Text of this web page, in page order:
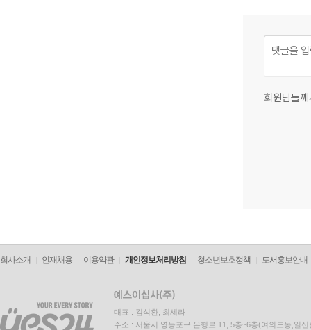
회원님들
회사소개 인재채용 이용약관 개인정보처리방침 청소년보호정책 도서홍보안내
대표 : 김석환, 최세라
주소 : 서울시 영등포구 은행로 11, 5층~6층(여의도동,일신